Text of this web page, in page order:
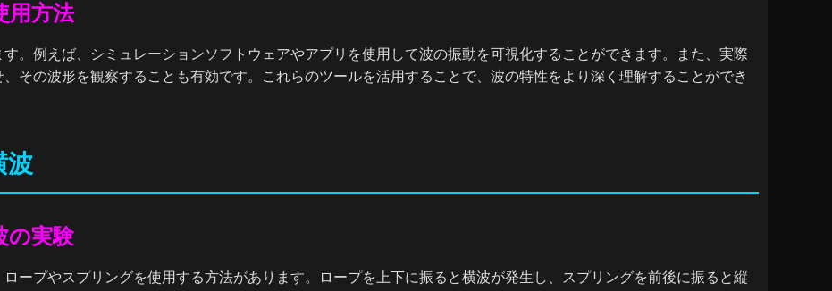
用方法
。例えば、シミュレーションソフトウェアやアプリを使用して波の振動を可視化することができます。また、実際
その波形を観察することも有効です。これらのツールを活用することで、波の特性をより深く理解することができ
波
の実験
ープやスプリングを使用する方法があります。ロープを上下に振ると横波が発生し、スプリングを前後に振ると縦